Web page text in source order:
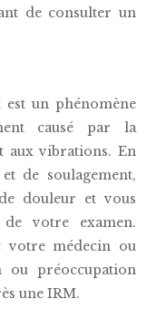
de consulter un
un phénomène
causé par la
aux vibrations. En
de soulagement,
douleur et vous
votre examen.
votre médecin ou
ou préoccupation
une IRM.